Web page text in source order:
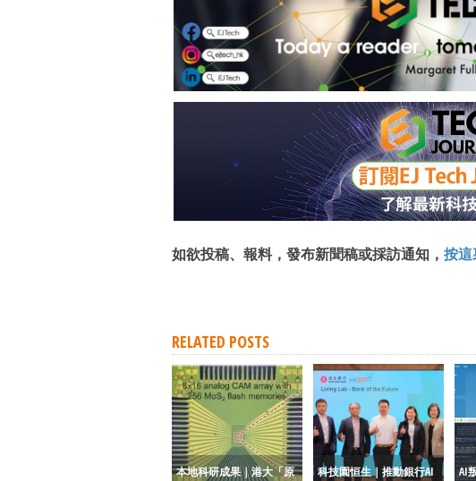
如欲投稿、報料，發布新聞稿或採訪通知， 按這
RELATED POSTS
本地科研成果｜港大「原
科技園恒生｜推動銀行AI
AI